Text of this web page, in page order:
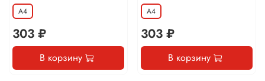
А4
303 ₽
В корзину
А4
303 ₽
В корзину